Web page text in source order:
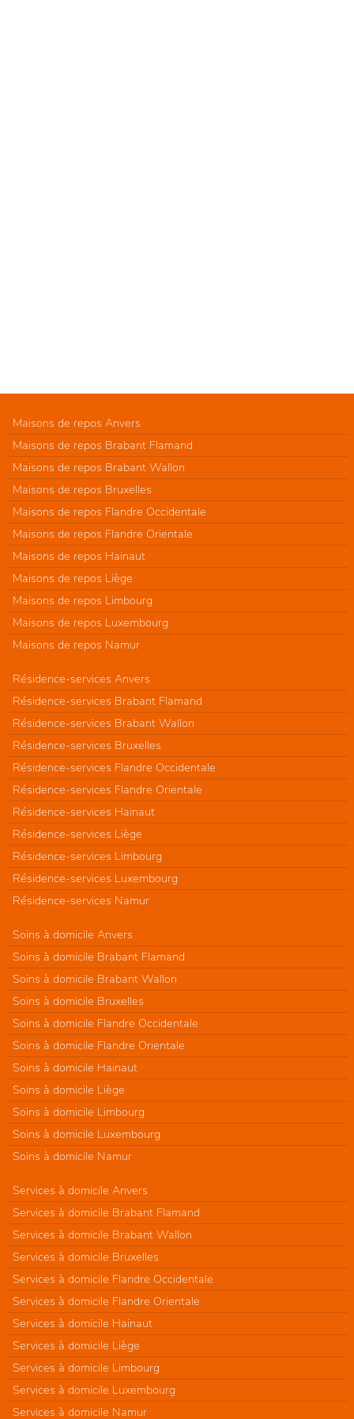
Maisons de repos Anvers
Maisons de repos Brabant Flamand
Maisons de repos Brabant Wallon
Maisons de repos Bruxelles
Maisons de repos Flandre Occidentale
Maisons de repos Flandre Orientale
Maisons de repos Hainaut
Maisons de repos Liège
Maisons de repos Limbourg
Maisons de repos Luxembourg
Maisons de repos Namur
Résidence-services Anvers
Résidence-services Brabant Flamand
Résidence-services Brabant Wallon
Résidence-services Bruxelles
Résidence-services Flandre Occidentale
Résidence-services Flandre Orientale
Résidence-services Hainaut
Résidence-services Liège
Résidence-services Limbourg
Résidence-services Luxembourg
Résidence-services Namur
Soins à domicile Anvers
Soins à domicile Brabant Flamand
Soins à domicile Brabant Wallon
Soins à domicile Bruxelles
Soins à domicile Flandre Occidentale
Soins à domicile Flandre Orientale
Soins à domicile Hainaut
Soins à domicile Liège
Soins à domicile Limbourg
Soins à domicile Luxembourg
Soins à domicile Namur
Services à domicile Anvers
Services à domicile Brabant Flamand
Services à domicile Brabant Wallon
Services à domicile Bruxelles
Services à domicile Flandre Occidentale
Services à domicile Flandre Orientale
Services à domicile Hainaut
Services à domicile Liège
Services à domicile Limbourg
Services à domicile Luxembourg
Services à domicile Namur